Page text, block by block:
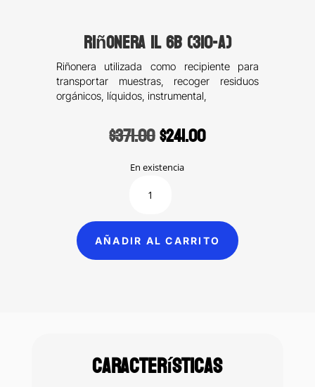
Riñonera 1L 6B (310-A)
Riñonera utilizada como recipiente para
transportar muestras, recoger residuos
orgánicos, líquidos, instrumental,
$371.00Original
was:
$241.00Current
En existencia
A)
cantidad
AÑADIR AL CARRITO
Características